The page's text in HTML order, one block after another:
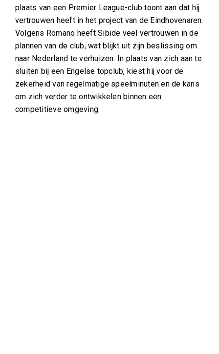
plaats van een Premier League-club toont aan dat hij
vertrouwen heeft in het project van de Eindhovenaren.
Volgens Romano heeft Sibide veel vertrouwen in de
plannen van de club, wat blijkt uit zijn beslissing om
naar Nederland te verhuizen. In plaats van zich aan te
sluiten bij een Engelse topclub, kiest hij voor de
zekerheid van regelmatige speelminuten en de kans
om zich verder te ontwikkelen binnen een
competitieve omgeving.